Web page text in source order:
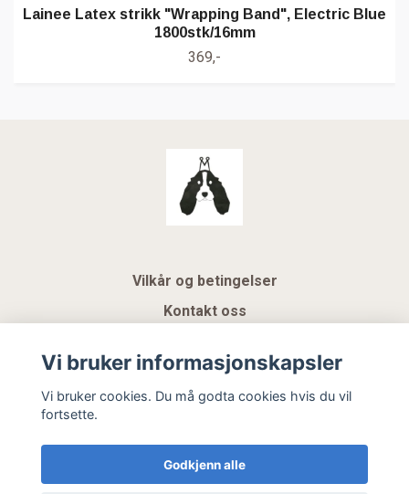
Lainee Latex strikk "Wrapping Band", Electric Blue
1800stk/16mm
369,-
Vilkår og betingelser
Kontakt oss
Gavekort
Vi bruker informasjonskapsler
Vi bruker cookies. Du må godta cookies hvis du vil
fortsette.
Godkjenn alle